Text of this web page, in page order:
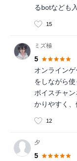
るbotなども
15
ミズ極
5
オンライン
をしながら
ボイスチャ
かりやすく、
12
夕
5